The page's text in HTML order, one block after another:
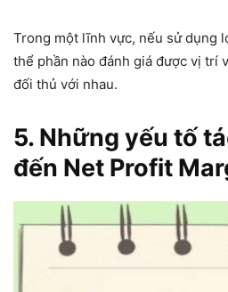
Trong một lĩnh vực, nếu sử dụng
thể phần nào đánh giá được vị trí
đối thủ với nhau.
5. Những yếu tố
đến Net Profit